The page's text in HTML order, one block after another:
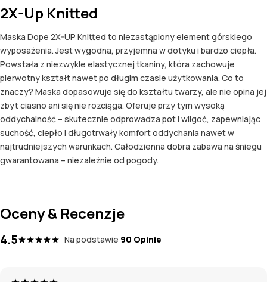
2X-Up Knitted
Maska Dope 2X-UP Knitted to niezastąpiony element górskiego
wyposażenia. Jest wygodna, przyjemna w dotyku i bardzo ciepła.
Powstała z niezwykle elastycznej tkaniny, która zachowuje
pierwotny kształt nawet po długim czasie użytkowania. Co to
znaczy? Maska dopasowuje się do kształtu twarzy, ale nie opina jej
zbyt ciasno ani się nie rozciąga. Oferuje przy tym wysoką
oddychalność – skutecznie odprowadza pot i wilgoć, zapewniając
suchość, ciepło i długotrwały komfort oddychania nawet w
najtrudniejszych warunkach. Całodzienna dobra zabawa na śniegu
gwarantowana – niezależnie od pogody.
Oceny & Recenzje
4.5 Na podstawie 90 Opinie